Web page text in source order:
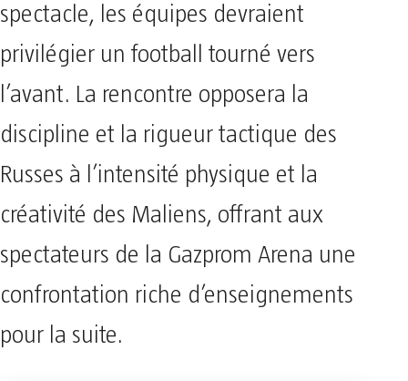
spectacle, les équipes devraient
privilégier un football tourné vers
l’avant. La rencontre opposera la
discipline et la rigueur tactique des
Russes à l’intensité physique et la
créativité des Maliens, offrant aux
spectateurs de la Gazprom Arena une
confrontation riche d’enseignements
pour la suite.